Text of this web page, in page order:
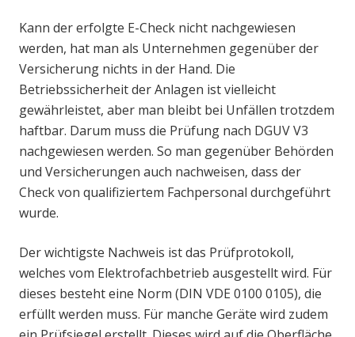
Kann der erfolgte E-Check nicht nachgewiesen
werden, hat man als Unternehmen gegenüber der
Versicherung nichts in der Hand. Die
Betriebssicherheit der Anlagen ist vielleicht
gewährleistet, aber man bleibt bei Unfällen trotzdem
haftbar. Darum muss die Prüfung nach DGUV V3
nachgewiesen werden. So man gegenüber Behörden
und Versicherungen auch nachweisen, dass der
Check von qualifiziertem Fachpersonal durchgeführt
wurde.
Der wichtigste Nachweis ist das Prüfprotokoll,
welches vom Elektrofachbetrieb ausgestellt wird. Für
dieses besteht eine Norm (DIN VDE 0100 0105), die
erfüllt werden muss. Für manche Geräte wird zudem